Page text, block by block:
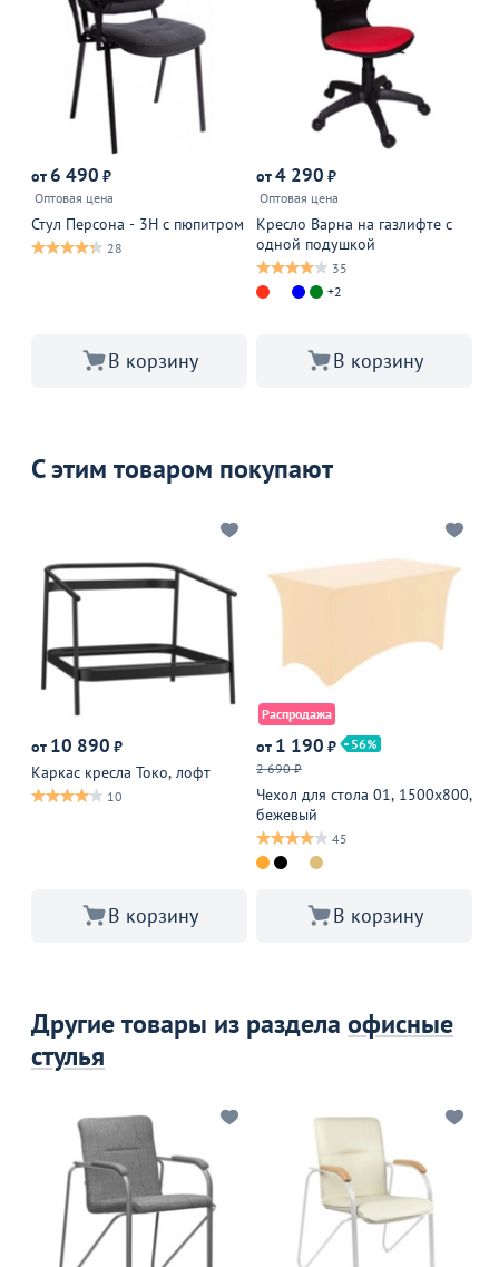
от 6 490 ₽
Оптовая цена
Стул Персона - 3Н с пюпитром
28
В корзину
от4 290 ₽
Оптовая цена
Кресло Варна на газлифте с
одной подушкой
35
+2
В корзину
С этим товаром покупают
от 10 890 ₽
Каркас кресла Токо, лофт
10
В корзину
Распродажа
от 1 190 ₽
56
2 690 ₽
Чехол для стола 01, 1500х800,
бежевый
45
В корзину
Другие товары из раздела офисные
стулья